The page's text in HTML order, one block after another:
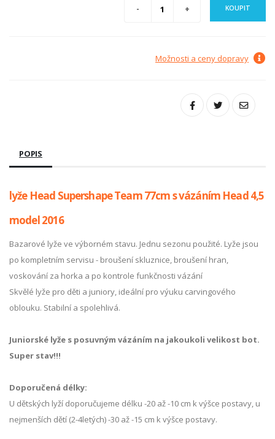
KOUPIT
Možnosti a ceny dopravy
POPIS
lyže Head Supershape Team 77cm s vázáním Head 4,5
model 2016
Bazarové lyže ve výborném stavu. Jednu sezonu použité. Lyže jsou
po kompletním servisu - broušení skluznice, broušení hran,
voskování za horka a po kontrole funkčnosti vázání
Skvělé lyže pro děti a juniory, ideální pro výuku carvingového
oblouku. Stabilní a spolehlivá.
Juniorské lyže s posuvným vázáním na jakoukoli velikost bot.
Super stav!!!
Doporučená délky:
U dětských lyží doporučujeme délku -20 až -10 cm k výšce postavy, u
nejmenších dětí (2-4letých) -30 až -15 cm k výšce postavy.